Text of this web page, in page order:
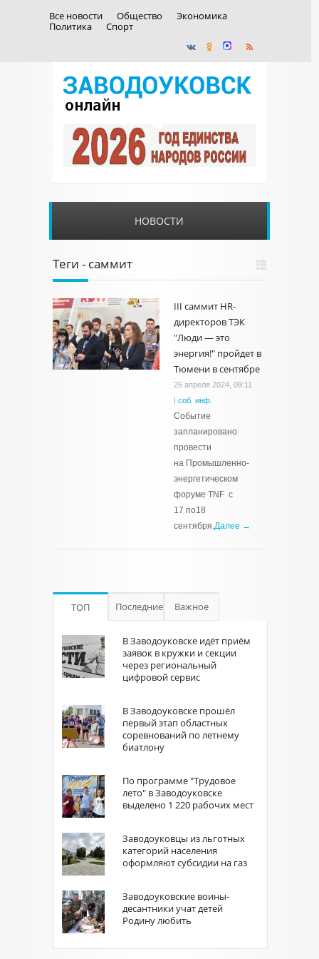
Все новости Общество
Экономика
Политика
Спорт
НОВОСТИ
Теги - саммит
III саммит HR-
директоров ТЭК
"‎Люди — это
энергия!" пройдет в
Тюмени в сентябре
26 апреля 2024, 09:11
| соб. инф.
Событие
запланировано
провести
на Промышленно-
энергетическом
форуме TNF с
17 по18
сентября.Далее →
ТОП Последние Важное
В Заводоуковске идёт приём
заявок в кружки и секции
через региональный
цифровой сервис
В Заводоуковске прошёл
первый этап областных
соревнований по летнему
биатлону
По программе "Трудовое
лето" в Заводоуковске
выделено 1 220 рабочих мест
Заводоуковцы из льготных
категорий населения
оформляют субсидии на газ
Заводоуковские воины-
десантники учат детей
Родину любить